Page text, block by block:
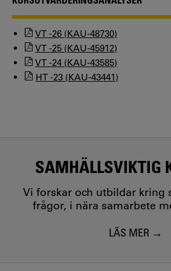
VT -26 (KAU-48730)
VT -25 (KAU-45912)
VT -24 (KAU-43585)
HT -23 (KAU-43441)
SAMHÄLLSVIKTIG
Vi forskar och utbildar kring
frågor, i nära samarbete
LÄS MER